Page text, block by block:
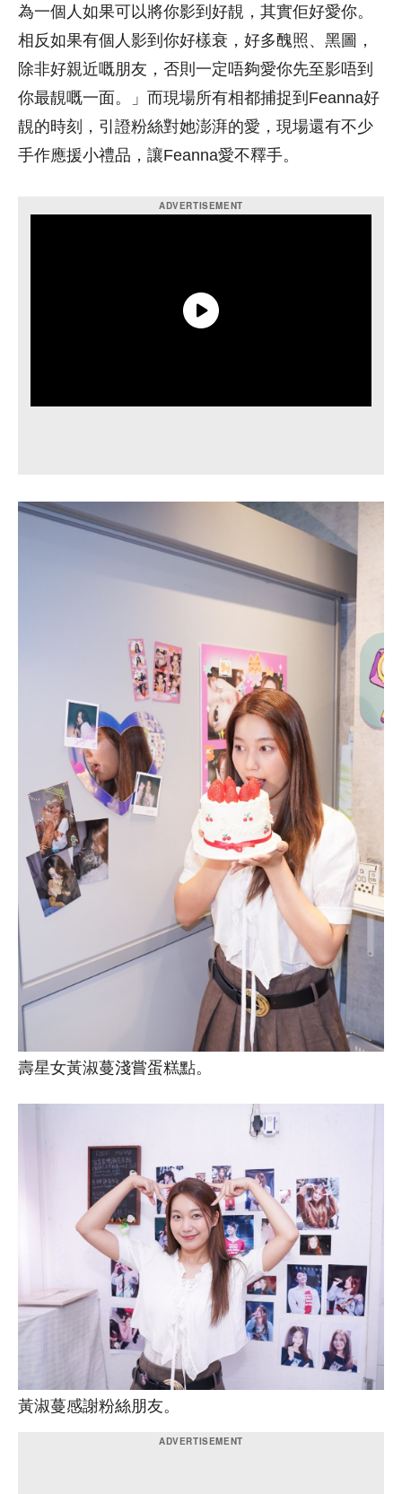
為一個人如果可以將你影到好靚，其實佢好愛你。
相反如果有個人影到你好樣衰，好多醜照、黑圖，
除非好親近嘅朋友，否則一定唔夠愛你先至影唔到
你最靚嘅一面。」而現場所有相都捕捉到Feanna好
靚的時刻，引證粉絲對她澎湃的愛，現場還有不少
手作應援小禮品，讓Feanna愛不釋手。
壽星女黃淑蔓淺嘗蛋糕點。
黃淑蔓感謝粉絲朋友。